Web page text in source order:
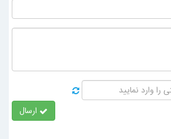
ارسال